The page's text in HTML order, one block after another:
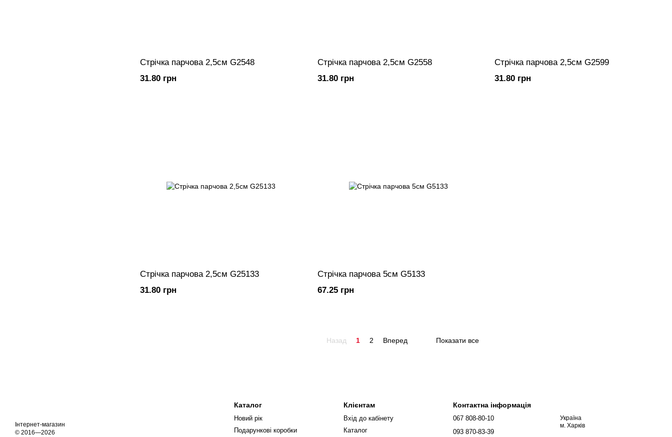
Стрічка парчова 2,5см G2548
31.80 грн
Стрічка парчова 2,5см G2558
31.80 грн
Стрічка парчова 2,5см G2599
31.80 грн
Стрічка парчова 2,5см G25133
31.80 грн
Стрічка парчова 5см G5133
67.25 грн
Назад 1 2 Вперед Показати все
Інтернет-магазин
© 2016—2026
Каталог
Новий рік
Подарункові коробки
Клієнтам
Вхід до кабінету
Каталог
Контактна інформація
067 808-80-10
093 870-83-39
Україна
м. Харків